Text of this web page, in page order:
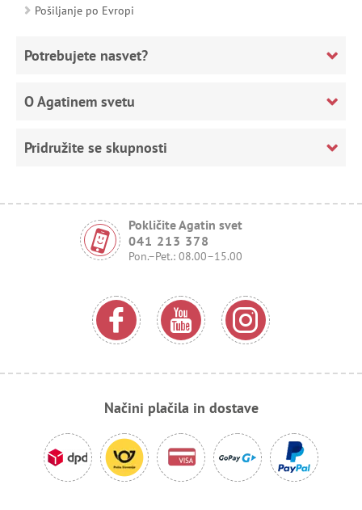
Pošiljanje po Evropi
Potrebujete nasvet?
O Agatinem svetu
Pridružite se skupnosti
Pokličite Agatin svet
041 213 378
Pon.–Pet.: 08.00–15.00
Načini plačila in dostave